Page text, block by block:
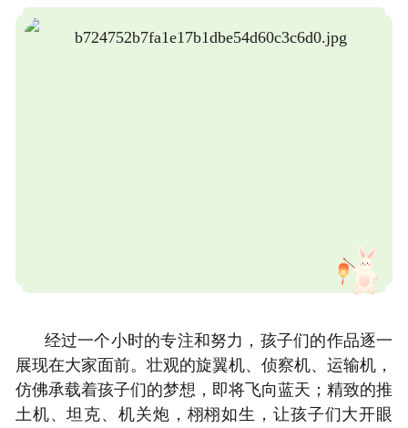
经过一个小时的专注和努力，孩子们的作品逐一
展现在大家面前。壮观的旋翼机、侦察机、运输机，
仿佛承载着孩子们的梦想，即将飞向蓝天；精致的推
土机、坦克、机关炮，栩栩如生，让孩子们大开眼